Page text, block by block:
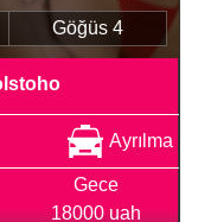
Göğüs 4
Ayrılma
Gece
18000 uah